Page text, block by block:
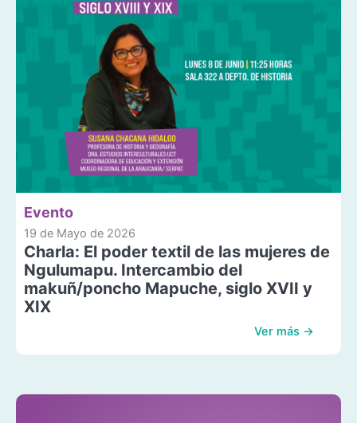
Evento
19 de Mayo de 2026
Charla: El poder textil de las mujeres de
Ngulumapu. Intercambio del
makuñ/poncho Mapuche, siglo XVII y
XIX
Ver más →